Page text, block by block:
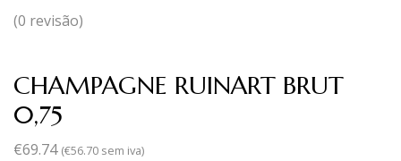
(0 revisão)
CHAMPAGNE RUINART BRUT
0,75
€69.74 (€56.70 sem iva)